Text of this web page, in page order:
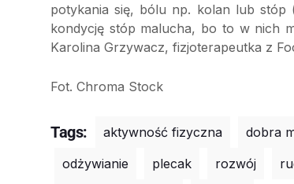
potykania się, bólu np. kolan lub stóp
kondycję stóp malucha, bo to w nich
Karolina Grzywacz, fizjoterapeutka z
Fot. Chroma Stock
Tags: aktywność fizyczna dobra
odżywianie
plecak rozwój